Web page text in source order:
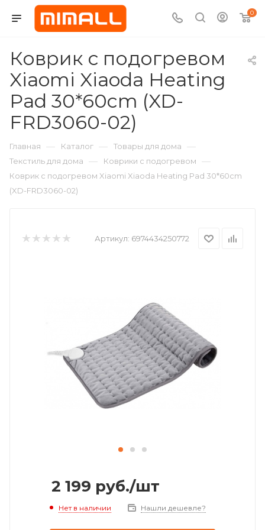
0
Коврик с подогревом
Xiaomi Xiaoda Heating
Pad 30*60cm (XD-
FRD3060-02)
Главная — Каталог — Товары для дома —
Текстиль для дома — Коврики с подогревом —
Коврик с подогревом Xiaomi Xiaoda Heating Pad 30*60cm
(XD-FRD3060-02)
Артикул: 6974434250772
2 199 руб./шт
Нет в наличии Нашли дешевле?